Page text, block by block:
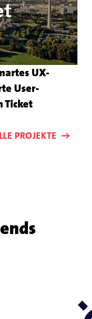
UX-
User-
TicketMehr
dem
PROJEKTE